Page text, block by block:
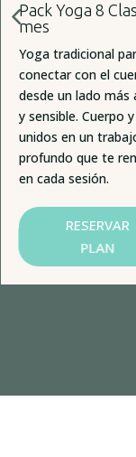
Pack Yoga 8
mes
Yoga tradicional
conectar con el
desde un lado más
y sensible. Cuerpo
unidos en un
profundo que te
en cada sesión.
RESERVAR
PLAN